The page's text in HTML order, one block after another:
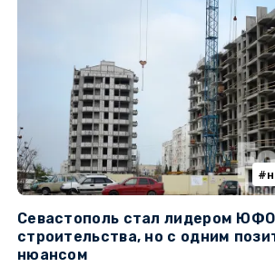
Севастополь стал лидером
строительства, но с одним
нюансом